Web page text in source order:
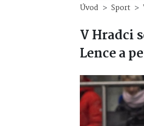
Úvod Sport
V Hradci
Lence a